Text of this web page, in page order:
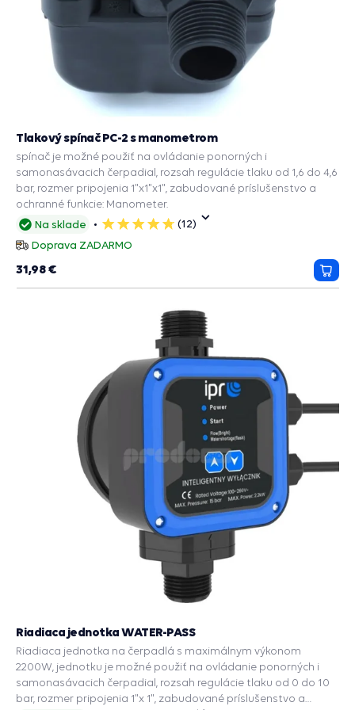
Na sklade
5
hviezdičiek
(12)
Doprava ZADARMO
Tlakový spínač PC-2 s manometrom
spínač je možné použiť na ovládanie ponorných i
samonasávacich čerpadial, rozsah regulácie tlaku od 1,6 do 4,6
bar, rozmer pripojenia 1"x1"x1", zabudované príslušenstvo a
ochranné funkcie: Manometer.
31,98 €
do
Riadiaca jednotka WATER-PASS
Riadiaca jednotka na čerpadlá s maximálnym výkonom
2200W, jednotku je možné použiť na ovládanie ponorných i
samonasávacich čerpadial, rozsah regulácie tlaku od 0 do 10
bar, rozmer pripojenia 1"x 1", zabudované príslušenstvo a